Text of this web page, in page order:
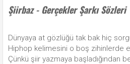
Şiirbaz - Gerçekler Şarkı Sözleri
Dünyaya at gözlüğü tak bak hiç
Hiphop kelimesini o boş zihinlerde
Çünkü şiir yazmaya başladığından